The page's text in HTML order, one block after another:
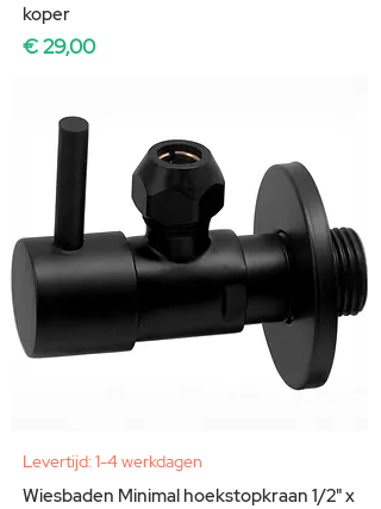
koper
Prijs
€ 29,00
Levertijd: 1-4 werkdagen
Wiesbaden Minimal hoekstopkraan 1/2" x